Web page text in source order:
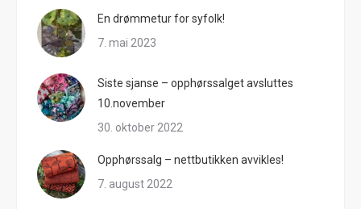
En drømmetur for syfolk!
7. mai 2023
Siste sjanse – opphørssalget avsluttes
10.november
30. oktober 2022
Opphørssalg – nettbutikken avvikles!
7. august 2022